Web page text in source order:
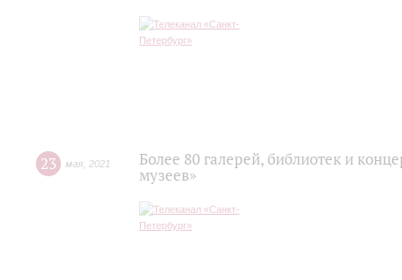
23 мая 2021
Более 80 галерей, библиотек и
музеев»